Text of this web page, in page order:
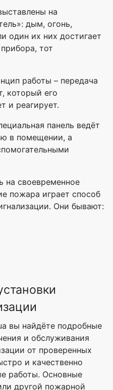
на
дым, огонь,
один их них достигает
тот
работы – передача
который его
и реагирует.
панель ведёт
в помещении, а
на своевременное
пожара играет способ
Они бывают:
вы найдёте подробные
и обслуживания
от проверенных
и качественно
работы. Основные
другой пожарной